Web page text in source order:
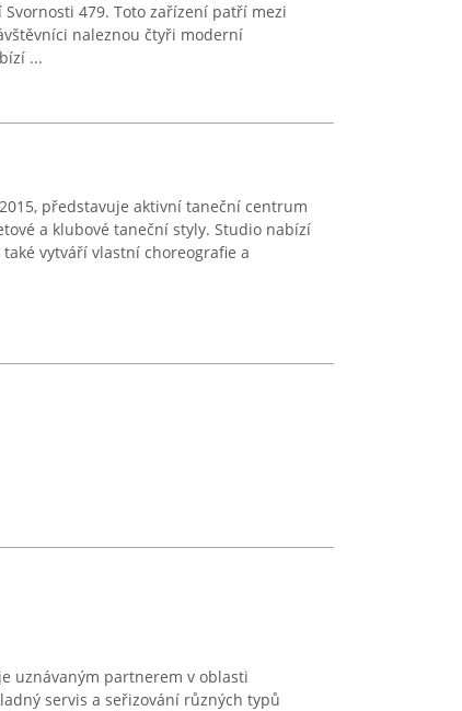
479. Toto zařízení patří mezi
naleznou čtyři moderní
...
představuje aktivní taneční centrum
a klubové taneční styly. Studio nabízí
vytváří vlastní choreografie a
uznávaným partnerem v oblasti
servis a seřizování různých typů